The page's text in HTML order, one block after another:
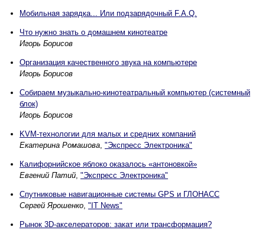
Мобильная зарядка... Или подзарядочный F.A.Q.
Что нужно знать о домашнем кинотеатре
Игорь Борисов
Организация качественного звука на компьютере
Игорь Борисов
Собираем музыкально-кинотеатральный компьютер (системный
блок)
Игорь Борисов
KVM-технологии для малых и средних компаний
Екатерина Ромашова, "Экспресс Электроника"
Калифорнийское яблоко оказалось «антоновкой»
Евгений Патий, "Экспресс Электроника"
Спутниковые навигационные системы GPS и ГЛОНАСС
Сергей Ярошенко, "IT News"
Рынок 3D-акселераторов: закат или трансформация?